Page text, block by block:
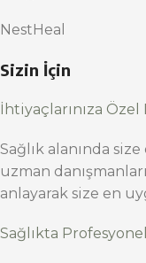
NestHeal
Sizin İçin
İhtiyaçlarınıza Özel
Sağlık alanında
uzman
anlayarak size en
Sağlıkta